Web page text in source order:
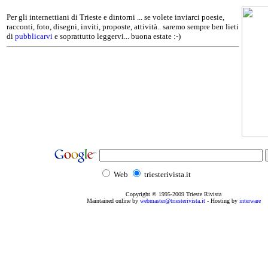
Per gli internettiani di Trieste e dintorni ... se volete inviarci poesie,
racconti, foto, disegni, inviti, proposte, attività.. saremo sempre ben lieti
di pubblicarvi e soprattutto leggervi... buona estate :-)
Web triesterivista.it
Copyright © 1995-2009 Trieste Rivista
Maintained online by webmaster@triesterivista.it- Hosting by interware